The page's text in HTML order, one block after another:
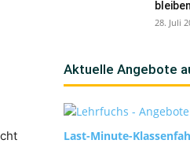
28. Juli
Aktuelle Angebote
Last-Minute-